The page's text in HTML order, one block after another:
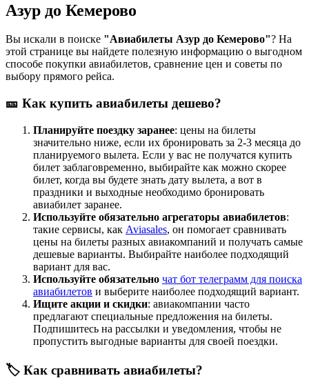
Азур до Кемерово
Вы искали в поиске "Авиабилеты Азур до Кемерово"? На
этой странице вы найдете полезную информацию о выгодном
способе покупки авиабилетов, сравнение цен и советы по
выбору прямого рейса.
🎫 Как купить авиабилеты дешево?
Планируйте поездку заранее: цены на билеты
значительно ниже, если их бронировать за 2-3 месяца до
планируемого вылета. Если у вас не получатся купить
билет заблаговременно, выбирайте как можно скорее
билет, когда вы будете знать дату вылета, а вот в
праздники и выходные необходимо бронировать
авиабилет заранее.
Используйте обязательно агрегаторы авиабилетов:
такие сервисы, как Aviasales, он помогает сравнивать
цены на билеты разных авиакомпаний и получать самые
дешевые варианты. Выбирайте наиболее подходящий
вариант для вас.
Используйте обязательно чат бот телеграмм для поиска
авиабилетов и выберите наиболее подходящий вариант.
Ищите акции и скидки: авиакомпании часто
предлагают специальные предложения на билеты.
Подпишитесь на рассылки и уведомления, чтобы не
пропустить выгодные варианты для своей поездки.
🏷️ Как сравнивать авиабилеты?